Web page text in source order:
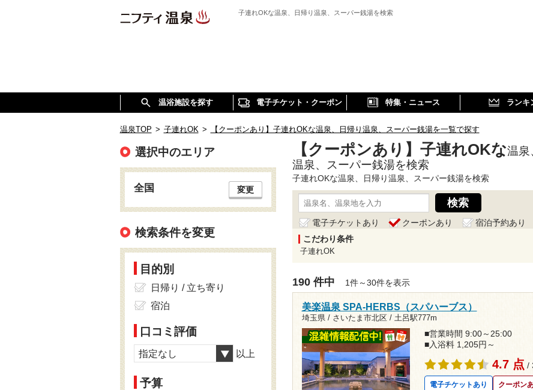
子連れOKな温泉、日帰り温泉、スーパー銭湯を検索
温浴施設を探す 電子チケット・クーポン 特集・ニュース ランキ
温泉TOP > 子連れOK > 【クーポンあり】子連れOKな温泉、日帰り温泉、スーパー銭湯を一覧で探す
【クーポンあり】子連れOKな温泉
温泉、スーパー銭湯を検索
子連れOKな温泉、日帰り温泉、スーパー銭湯を検索
電子チケットあり クーポンあり
宿泊予約あり
こだわり条件
子連れOK
190 件中 1件～30件を表示
美楽温泉 SPA-HERBS（スパハーブス）
埼玉県 / さいたま市北区 / 土呂駅777m
■営業時間 9:00～25:00
■入浴料 1,205円～
4.7 点 /
電子チケットあり クーポン
選択中のエリア
全国 変更
検索条件を変更
目的別
日帰り / 立ち寄り
宿泊
口コミ評価
指定なし 以上
予算